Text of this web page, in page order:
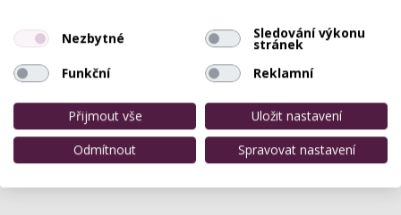
Pro přidání hodnocení se přihlašte.
Nezbytné Sledování výkonu
stránek
Funkční
Reklamní
Přijmout vše
Uložit nastavení
Odmítnout
Spravovat nastavení